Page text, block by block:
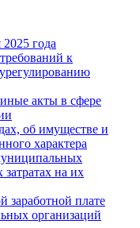
года
к
акты в сфере
об имуществе и
характера
на их
заработной плате
организаций